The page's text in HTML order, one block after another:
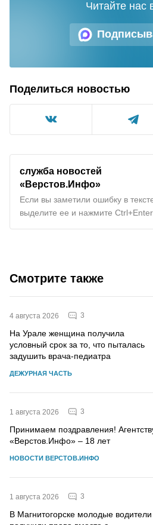
Читайте нас
Поделиться новостью
служба новостей
«Верстов.Инфо»
Если вы заметили ошибку в
выделите ее и нажмите Ctrl+Enter
Смотрите также
4 августа 2026 3
На Урале женщина получила
условный срок за то, что пыталась
задушить врача-педиатра
ДЕЖУРНАЯ ЧАСТЬ
1 августа 2026 3
Принимаем поздравления!
«Верстов.Инфо» – 18 лет
НОВОСТИ ВЕРСТОВ.ИНФО
1 августа 2026 3
В Магнитогорске молодые водители